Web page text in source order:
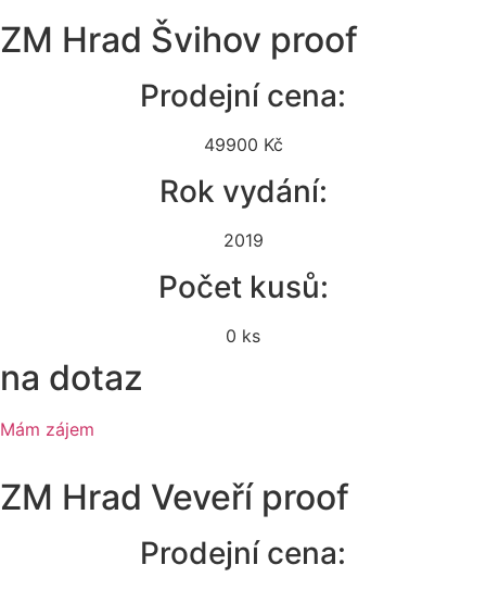
ZM Hrad Švihov proof
Prodejní cena:
49900 Kč
Rok vydání:
2019
Počet kusů:
0 ks
na dotaz
Mám zájem
ZM Hrad Veveří proof
Prodejní cena: